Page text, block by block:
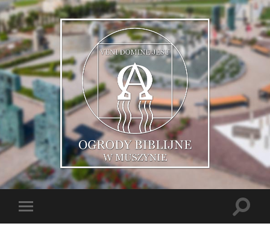
Muszyńskie
Ogrody
Biblijne
mobile
Toggle